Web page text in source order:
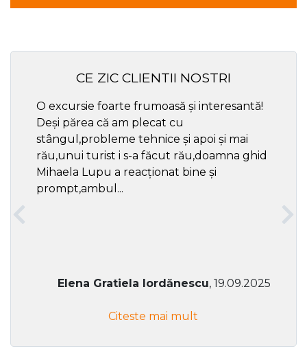
CE ZIC CLIENTII NOSTRI
O excursie foarte frumoasă și interesantă!
Deși părea că am plecat cu
stângul,probleme tehnice și apoi și mai
rău,unui turist i s-a făcut rău,doamna ghid
Mihaela Lupu a reacționat bine și
prompt,ambul...
Elena Gratiela Iordănescu, 19.09.2025
Citeste mai mult